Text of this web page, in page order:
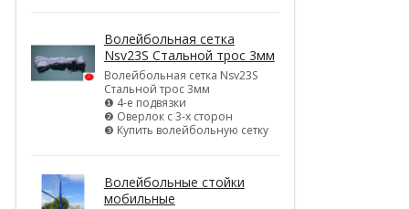
Волейбольная сетка
Nsv23S Стальной трос 3мм
Волейбольная сетка Nsv23S
Стальной трос 3мм
❶ 4-е подвязки
❷ Оверлок с 3-х сторон
❸ Купить волейбольную сетку
Волейбольные стойки
мобильные